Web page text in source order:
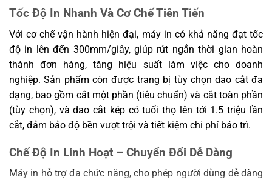
Tốc Độ In Nhanh Và Cơ Chế Tiên Tiến
Với cơ chế vận hành hiện đại, máy in có khả năng đạt tốc
độ in lên đến 300mm/giây, giúp rút ngắn thời gian hoàn
thành đơn hàng, tăng hiệu suất làm việc cho doanh
nghiệp. Sản phẩm còn được trang bị tùy chọn dao cắt đa
dạng, bao gồm cắt một phần (tiêu chuẩn) và cắt toàn phần
(tùy chọn), và dao cắt kép có tuổi thọ lên tới 1.5 triệu lần
cắt, đảm bảo độ bền vượt trội và tiết kiệm chi phí bảo trì.
Chế Độ In Linh Hoạt – Chuyển Đổi Dễ Dàng
Máy in hỗ trợ đa chức năng, cho phép người dùng dễ dàng